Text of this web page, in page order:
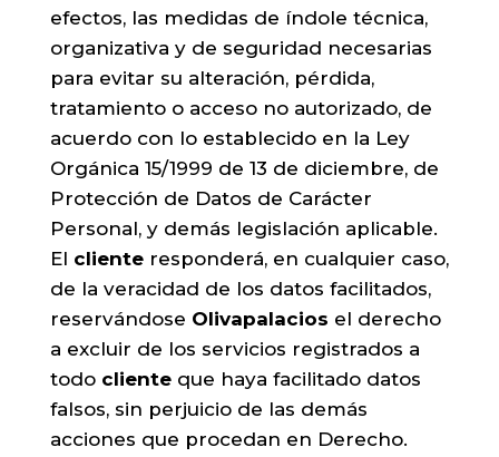
efectos, las medidas de índole técnica,
organizativa y de seguridad necesarias
para evitar su alteración, pérdida,
tratamiento o acceso no autorizado, de
acuerdo con lo establecido en la Ley
Orgánica 15/1999 de 13 de diciembre, de
Protección de Datos de Carácter
Personal, y demás legislación aplicable.
El clienteresponderá, en cualquier caso,
de la veracidad de los datos facilitados,
reservándose Olivapalacios el derecho
a excluir de los servicios registrados a
todo clienteque haya facilitado datos
falsos, sin perjuicio de las demás
acciones que procedan en Derecho.